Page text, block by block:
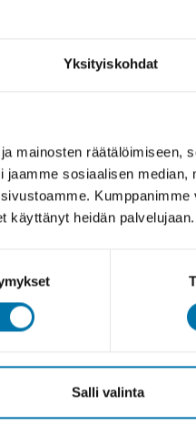
Yksityiskohdat
mainosten räätälöimiseen,
sosiaalisen median,
käyttänyt heidän palvelujaan.
Salli valinta